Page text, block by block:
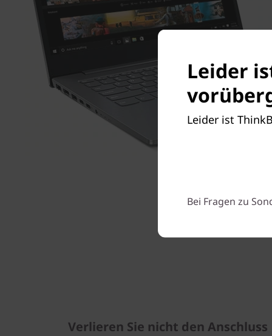
Verlieren Sie nicht den Anschluss
Leider
Leider ist
Bei Fragen zu